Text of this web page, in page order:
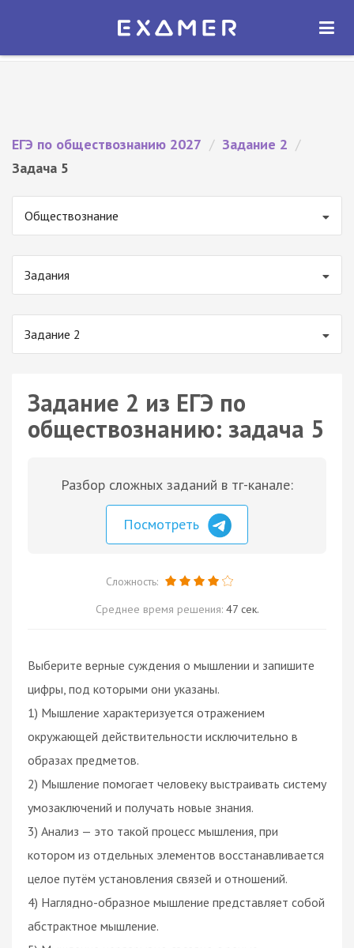
Экзамер — ЕГЭ 2027
ОТКРЫТЬ
ЕГЭ по обществознанию 2027 / Задание 2 /
Задача 5
Обществознание
Задания
Задание 2
Задание 2 из ЕГЭ по
обществознанию: задача 5
Разбор сложных заданий в тг-канале:
Посмотреть
Сложность:
Среднее время решения: 47 сек.
Выберите верные суждения о мышлении и запишите
цифры, под которыми они указаны.
1) Мышление характеризуется отражением
окружающей действительности исключительно в
образах предметов.
2) Мышление помогает человеку выстраивать систему
умозаключений и получать новые знания.
3) Анализ — это такой процесс мышления, при
котором из отдельных элементов восстанавливается
целое путём установления связей и отношений.
4) Наглядно-образное мышление представляет собой
абстрактное мышление.